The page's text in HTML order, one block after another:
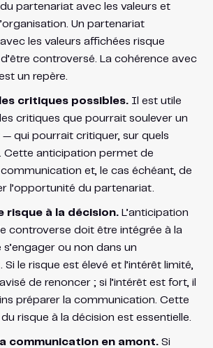
partenariat avec les valeurs et
Un partenariat
les valeurs affichées risque
controversé. La cohérence avec
un repère.
critiques possibles.Il est utile
critiques que pourrait soulever un
qui pourrait critiquer, sur quels
Cette anticipation permet de
et, le cas échéant, de
l’opportunité du partenariat.
risque à la décision.L’anticipation
controverse doit être intégrée à la
ou non dans un
le risque est élevé et l’intérêt limité,
de renoncer ; si l’intérêt est fort, il
préparer la communication. Cette
risque à la décision est essentielle.
communication en amont.Si